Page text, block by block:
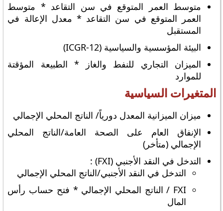
متوسط العمر المتوقع في سن التقاعد * متوسط
العمر المتوقع في سن التقاعد * معدل الإعالة في
المستقبل
البيئة المؤسسية والسياسية (ICGR-12)
الميزان التجاري للنفط والغاز * الطبيعة المؤقتة
للموارد
المتغيرات السياسية
ميزان الميزانية المعدل دورياً/ الناتج المحلي الإجمالي
الإنفاق العام على الصحة العامة/الناتج المحلي
الإجمالي (متأخر)
التدخل في النقد الأجنبي (FXI) :
التدخل في النقد الأجنبي/الناتج المحلي الإجمالي
FXI / الناتج المحلي الإجمالي * فتح حساب رأس
المال